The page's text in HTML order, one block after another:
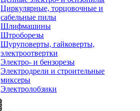
Циркулярные, торцовочные и
сабельные пилы
Шлифмашины
Штроборезы
Шуруповерты, гайковерты,
электроотвертки
Электро- и бензорезы
Электродрели и строительные
миксеры
Электролобзики